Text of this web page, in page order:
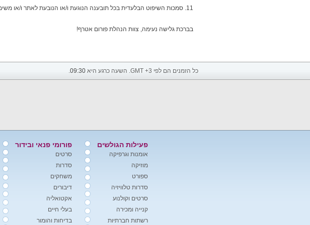
11. סמכות השיפוט הבלעדית בכל תובענה הנוגעת ו/או הנובעת לאתר ו/או משימוש בו נתונה לבית המשפט המוסמך באזור חיפה והקריות בלבד!
בברכת גלישה נעימה, צוות הנהלת פורום אטרף!
כל הזמנים הם לפי GMT +3. השעה כרגע היא 09:30
.
פעילות הגולשים
אומנות וגרפיקה
מוזיקה
ספורט
סדרות טלוויזיה
סרטים וקולנוע
קנייה ומכירה
רשתות חברתיות
פורומי פנאי ובידור
סרטים
סדרות
משחקים
דיבורים
אקטואליה
בעלי חיים
בדיחות והומור